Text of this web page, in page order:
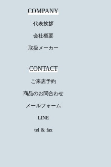
COMPANY
代表挨拶
会社概要
取扱メーカー
CONTACT
ご来店予約
商品のお問合わせ
メールフォーム
LINE
tel & fax